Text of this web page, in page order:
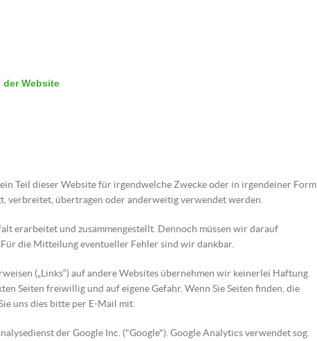
Website
Teil dieser Website für irgendwelche Zwecke oder in irgendeiner Form
übertragen oder anderweitig verwendet werden.
erarbeitet und zusammengestellt. Dennoch müssen wir darauf
die Mitteilung eventueller Fehler sind wir dankbar.
(„Links“) auf andere Websites übernehmen wir keinerlei Haftung
Seiten freiwillig und auf eigene Gefahr. Wenn Sie Seiten finden, die
uns dies bitte per E-Mail mit.
der Google Inc. ("Google"). Google Analytics verwendet sog.